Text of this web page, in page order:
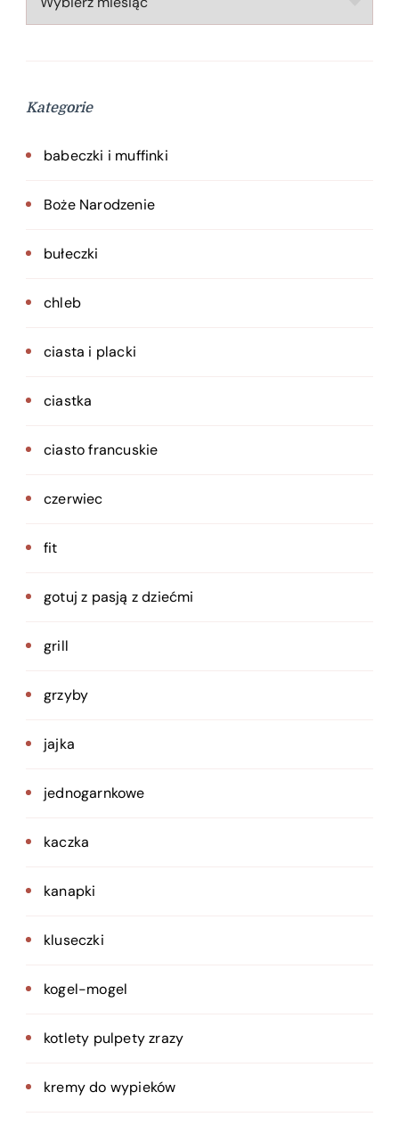
Kategorie
babeczki i muffinki
Boże Narodzenie
bułeczki
chleb
ciasta i placki
ciastka
ciasto francuskie
czerwiec
fit
gotuj z pasją z dziećmi
grill
grzyby
jajka
jednogarnkowe
kaczka
kanapki
kluseczki
kogel-mogel
kotlety pulpety zrazy
kremy do wypieków